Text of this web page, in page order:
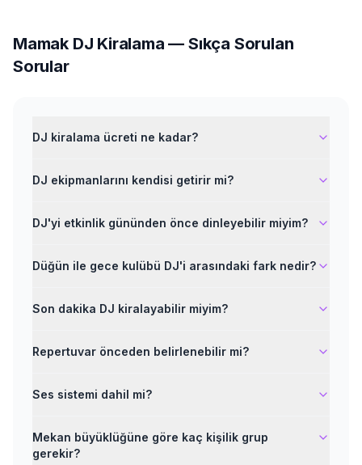
Mamak DJ Kiralama — Sıkça Sorulan
Sorular
DJ kiralama ücreti ne kadar?
DJ ekipmanlarını kendisi getirir mi?
DJ'yi etkinlik gününden önce dinleyebilir miyim?
Düğün ile gece kulübü DJ'i arasındaki fark nedir?
Son dakika DJ kiralayabilir miyim?
Repertuvar önceden belirlenebilir mi?
Ses sistemi dahil mi?
Mekan büyüklüğüne göre kaç kişilik grup
gerekir?